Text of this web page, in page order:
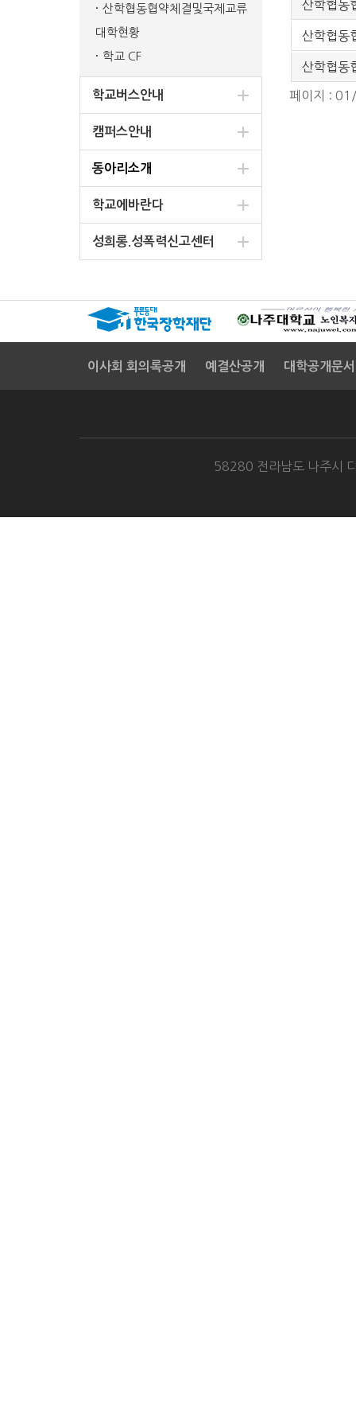
산학협동협약체결및국제교류
대학현황
학교 CF
학교버스안내
캠퍼스안내
동아리소개
학교에바란다
성희롱.성폭력신고센터
산학협동
산학협동
산학협동
페이지 :
이사회 회의록공개 예결산공개 대학공개문서
58280 전라남도 나주시